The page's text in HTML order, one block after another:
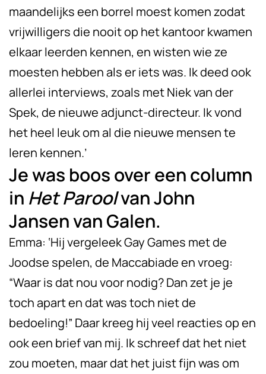
maandelijks een borrel moest komen zodat
vrijwilligers die nooit op het kantoor kwamen
elkaar leerden kennen, en wisten wie ze
moesten hebben als er iets was. Ik deed ook
allerlei interviews, zoals met Niek van der
Spek, de nieuwe adjunct-directeur. Ik vond
het heel leuk om al die nieuwe mensen te
leren kennen.’
Je was boos over een column
in Het Paroolvan John
Jansen van Galen.
Emma: ‘Hij vergeleek Gay Games met de
Joodse spelen, de Maccabiade en vroeg:
“Waar is dat nou voor nodig? Dan zet je je
toch apart en dat was toch niet de
bedoeling!” Daar kreeg hij veel reacties op en
ook een brief van mij. Ik schreef dat het niet
zou moeten, maar dat het juist fijn was om